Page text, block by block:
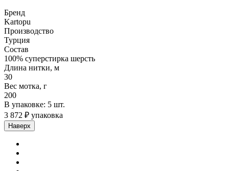
Бренд
Kartopu
Производство
Турция
Состав
100% суперстирка шерсть
Длина нитки, м
30
Вес мотка, г
200
В упаковке: 5 шт.
3 872 ₽ упаковка
Наверх